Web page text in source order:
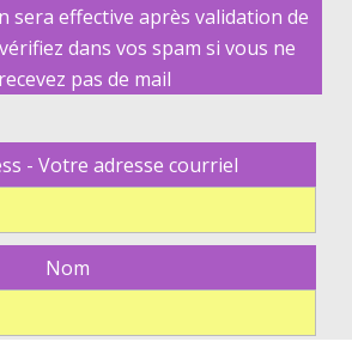
sera effective après validation de
dans vos spam si vous ne
recevez pas de mail
- Votre adresse courriel
Nom